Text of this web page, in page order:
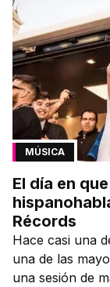
MÚSICA
El día en
Récords
Hace casi una
una de las
una sesión de